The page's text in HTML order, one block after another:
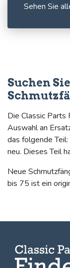
Sehen Sie
Suchen
Die Classic Parts
Auswahl an
das folgende
neu. Dieses Teil
Neue
bis 75 ist ein